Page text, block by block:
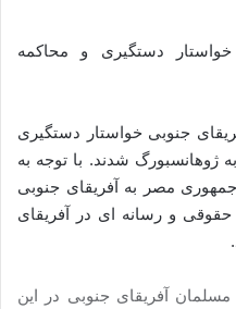
دستگیری و محاکمه
جنوبی خواستار دستگیری
شدند. با توجه به
مصر به آفریقای جنوبی
و رسانه ای در آفریقای
آفریقای جنوبی در این